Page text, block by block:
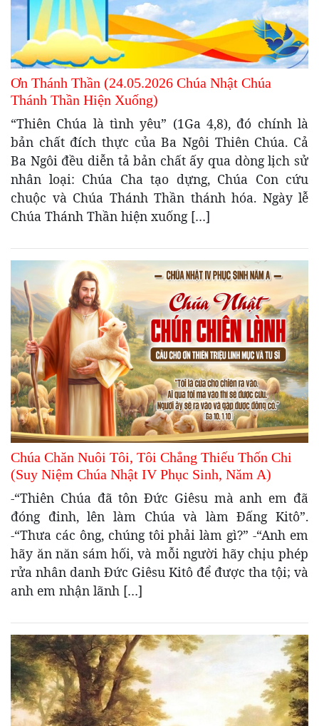
Ơn Thánh Thần (24.05.2026 Chúa Nhật Chúa
Thánh Thần Hiện Xuống)
“Thiên Chúa là tình yêu” (1Ga 4,8), đó chính là
bản chất đích thực của Ba Ngôi Thiên Chúa. Cả
Ba Ngôi đều diễn tả bản chất ấy qua dòng lịch sử
nhân loại: Chúa Cha tạo dựng, Chúa Con cứu
chuộc và Chúa Thánh Thần thánh hóa. Ngày lễ
Chúa Thánh Thần hiện xuống […]
Chúa Chăn Nuôi Tôi, Tôi Chẳng Thiếu Thốn Chi
(Suy Niệm Chúa Nhật IV Phục Sinh, Năm A)
-“Thiên Chúa đã tôn Ðức Giêsu mà anh em đã
đóng đinh, lên làm Chúa và làm Ðấng Kitô”.
-“Thưa các ông, chúng tôi phải làm gì?” -“Anh em
hãy ăn năn sám hối, và mỗi người hãy chịu phép
rửa nhân danh Ðức Giêsu Kitô để được tha tội; và
anh em nhận lãnh […]